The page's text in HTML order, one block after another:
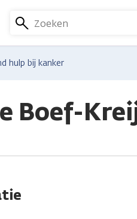
Zoeken
hulp bij kanker
Boef-